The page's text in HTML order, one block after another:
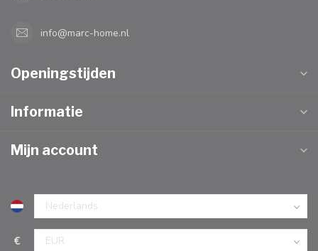
info@marc-home.nl
Openingstijden
Informatie
Mijn account
€